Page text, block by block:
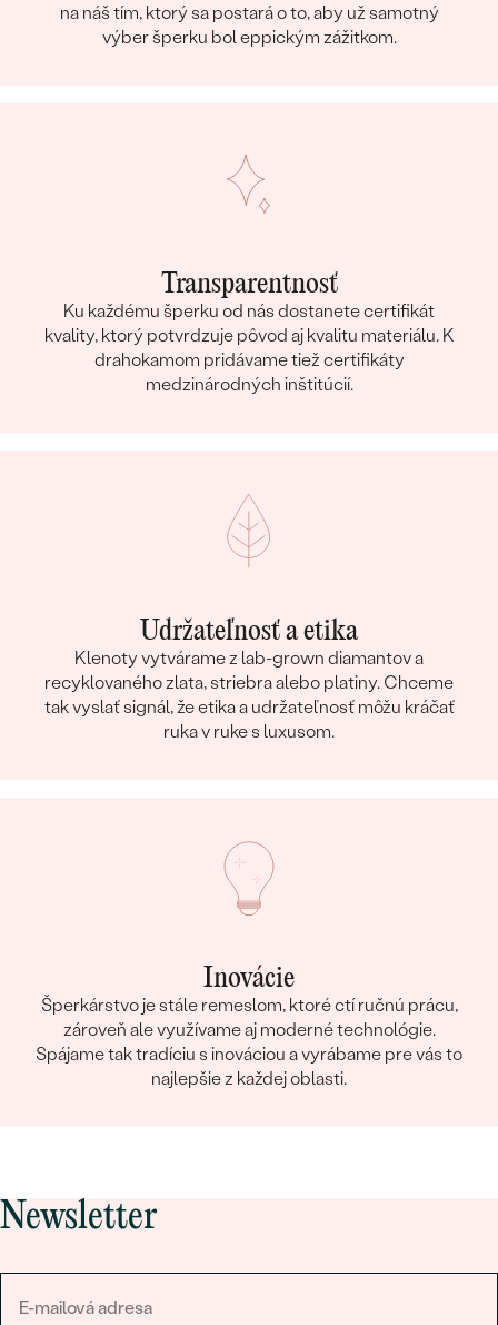
na náš tím, ktorý sa postará o to, aby už samotný
výber šperku bol eppickým zážitkom.
Transparentnosť
Ku každému šperku od nás dostanete certifikát
kvality, ktorý potvrdzuje pôvod aj kvalitu materiálu. K
drahokamom pridávame tiež certifikáty
medzinárodných inštitúcií.
Udržateľnosť a etika
Klenoty vytvárame z lab-grown diamantov a
recyklovaného zlata, striebra alebo platiny. Chceme
tak vyslať signál, že etika a udržateľnosť môžu kráčať
ruka v ruke s luxusom.
Inovácie
Šperkárstvo je stále remeslom, ktoré ctí ručnú prácu,
zároveň ale využívame aj moderné technológie.
Spájame tak tradíciu s inováciou a vyrábame pre vás to
najlepšie z každej oblasti.
Newsletter